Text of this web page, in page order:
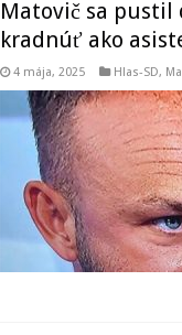
Matovič sa pustil
kradnúť ako
4 mája, 2025 Hlas-SD,